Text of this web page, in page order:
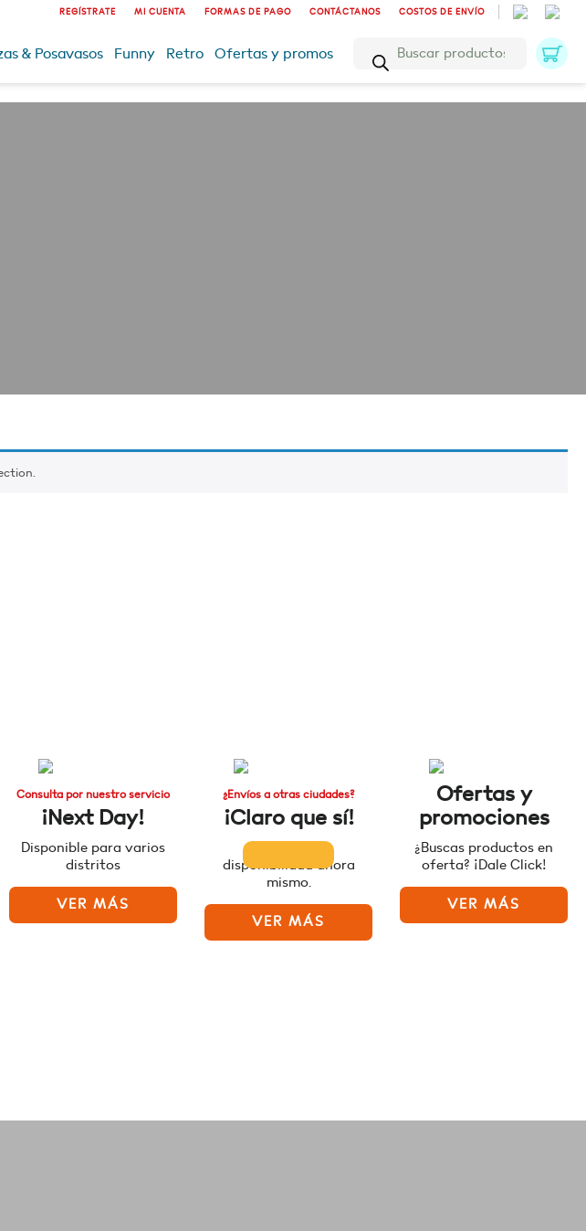
REGÍSTRATE MI CUENTA FORMAS DE PAGO CONTÁCTANOS COSTOS DE ENVÍO
& Posavasos Funny Retro Ofertas y promos
Búsqueda
productos
Consulta por nuestro servicio
¡Next Day!
Disponible para varios
distritos
VER MÁS
¿Envíos a otras ciudades?
¡Claro que sí!
disponibilidad ahora
mismo.
VER MÁS
Ofertas y
promociones
¿Buscas productos en
oferta? ¡Dale Click!
VER MÁS